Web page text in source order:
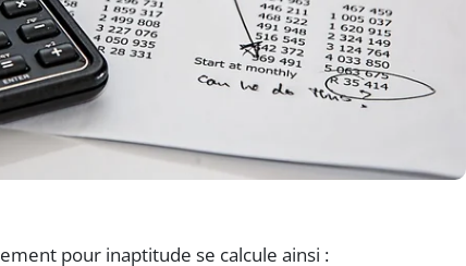
pour inaptitude se calcule ainsi :